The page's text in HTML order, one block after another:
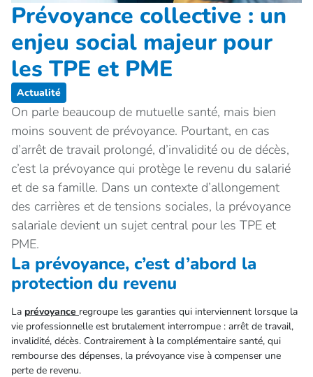
Prévoyance collective : un
enjeu social majeur pour
les TPE et PME
Actualité
On parle beaucoup de mutuelle santé, mais bien
moins souvent de prévoyance. Pourtant, en cas
d’arrêt de travail prolongé, d’invalidité ou de décès,
c’est la prévoyance qui protège le revenu du salarié
et de sa famille. Dans un contexte d’allongement
des carrières et de tensions sociales, la prévoyance
salariale devient un sujet central pour les TPE et
PME.
La prévoyance, c’est d’abord la
protection du revenu
La prévoyance regroupe les garanties qui interviennent lorsque la
vie professionnelle est brutalement interrompue : arrêt de travail,
invalidité, décès. Contrairement à la complémentaire santé, qui
rembourse des dépenses, la prévoyance vise à compenser une
perte de revenu.